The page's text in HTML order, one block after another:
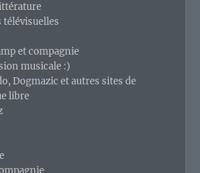
télévisuelles
et compagnie
musicale :)
Dogmazic et autres sites de
libre